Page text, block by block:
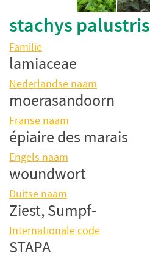
stachys palustris
Familie
lamiaceae
Nederlandse naam
moerasandoorn
Franse naam
épiaire des marais
Engels naam
woundwort
Duitse naam
Ziest, Sumpf-
Internationale code
STAPA